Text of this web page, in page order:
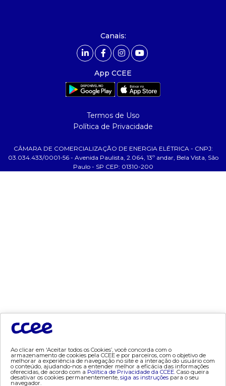
- Relatório de Sustentabilidade 2025
ajuda
- Bandeira Tarifária
- Contas Setoriais Old
- Contratos
- Geração
Canais:
App CCEE
Termos de Uso
Política de Privacidade
CÂMARA DE COMERCIALIZAÇÃO DE ENERGIA ELÉTRICA - CNPJ:
03.034.433/0001-56 - Avenida Paulista, 2.064, 13º andar, Bela Vista, São
Paulo - SP CEP: 01310-200
Ao clicar em ‘Aceitar todos os Cookies’, você concorda com o
armazenamento de cookies pela CCEE e por parceiros, com o objetivo de
melhorar a experiência de navegação no site e a interação do usuário com
o conteúdo, ajudando-nos a entender melhor a eficácia das informações
oferecidas, de acordo com a Política de Privacidade da CCEE. Caso queira
desativar os cookies permanentemente, siga as instruções para o seu
navegador.